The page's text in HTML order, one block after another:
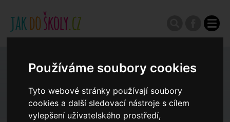
Používáme soubory cookies
Tyto webové stránky používají soubory
cookies a další sledovací nástroje s cílem
vylepšení uživatelského prostředí,
Zápisy do ZŠ 2026/27
Výroční zprávy